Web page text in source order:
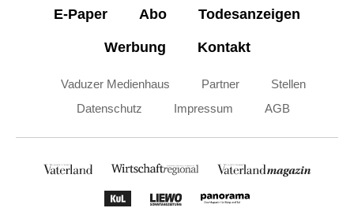
E-Paper Abo Todesanzeigen
Werbung Kontakt
Vaduzer Medienhaus Partner
Stellen
Datenschutz
Impressum AGB